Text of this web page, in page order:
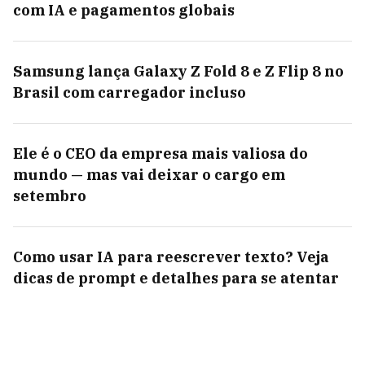
com IA e pagamentos globais
Samsung lança Galaxy Z Fold 8 e Z Flip 8 no
Brasil com carregador incluso
Ele é o CEO da empresa mais valiosa do
mundo — mas vai deixar o cargo em
setembro
Como usar IA para reescrever texto? Veja
dicas de prompt e detalhes para se atentar